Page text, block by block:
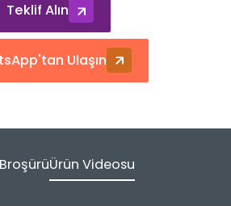
Teklif Alın
Ulaşın
Ürün Videosu